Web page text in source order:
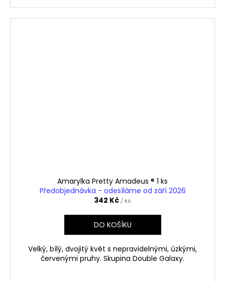
Amarylka Pretty Amadeus ® 1 ks
Předobjednávka - odesíláme od září 2026
342 Kč / ks
DO KOŠÍKU
Velký, bílý, dvojitý květ s nepravidelnými, úzkými,
červenými pruhy. Skupina Double Galaxy.